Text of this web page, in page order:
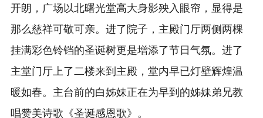
开朗，广场以北曙光堂高大身影殃入眼帘，显得是
那么慈祥可敬可亲。进了院子，主殿门厅两侧两棵
挂满彩色铃铛的圣诞树更是增添了节日气氛。进了
主堂门厅上了二楼来到主殿，堂内早已灯壁辉煌温
暖如春。主台前的白姊妹正在为早到的姊妹弟兄教
唱赞美诗歌《圣诞感恩歌》。